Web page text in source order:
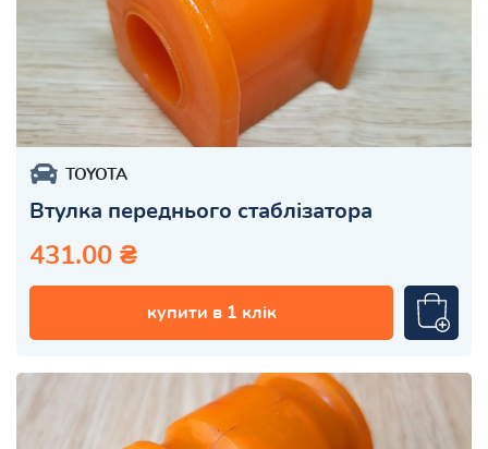
TOYOTA
Втулка переднього стаблізатора
431.00 ₴
купити в 1 клік